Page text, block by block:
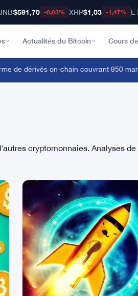
$591,70 -0,03% XRP$1,03 -1,47%
Actualités du Bitcoin Cours
dérivés on-chain couvrant 950
cryptomonnaies. Analyses